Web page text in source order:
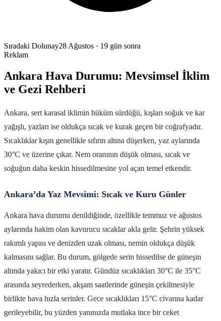
Sıradaki Dolunay28 Ağustos · 19 gün sonra
Reklam
Ankara Hava Durumu: Mevsimsel İklim
ve Gezi Rehberi
Ankara, sert karasal iklimin hüküm sürdüğü, kışları soğuk ve kar
yağışlı, yazları ise oldukça sıcak ve kurak geçen bir coğrafyadır.
Sıcaklıklar kışın genellikle sıfırın altına düşerken, yaz aylarında
30°C ve üzerine çıkar. Nem oranının düşük olması, sıcak ve
soğuğun daha keskin hissedilmesine yol açan temel etkendir.
Ankara’da Yaz Mevsimi: Sıcak ve Kuru Günler
Ankara hava durumu denildiğinde, özellikle temmuz ve ağustos
aylarında hakim olan kavurucu sıcaklar akla gelir. Şehrin yüksek
rakımlı yapısı ve denizden uzak olması, nemin oldukça düşük
kalmasını sağlar. Bu durum, gölgede serin hissedilse de güneşin
altında yakıcı bir etki yaratır. Gündüz sıcaklıkları 30°C ile 35°C
arasında seyrederken, akşam saatlerinde güneşin çekilmesiyle
birlikte hava hızla serinler. Gece sıcaklıkları 15°C civarına kadar
gerileyebilir, bu yüzden yanınızda mutlaka ince bir ceket